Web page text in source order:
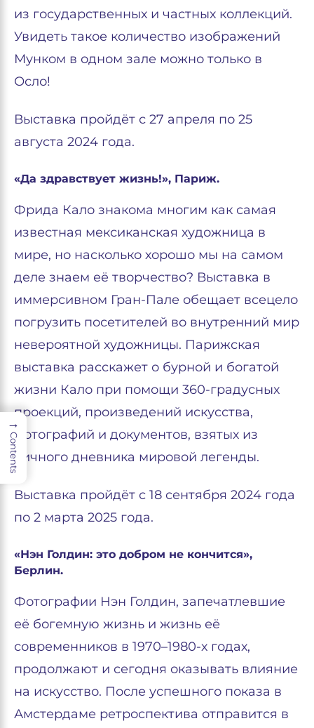
из государственных и частных коллекций.
Увидеть такое количество изображений
Мунком в одном зале можно только в
Осло!
Выставка пройдёт с 27 апреля по 25
августа 2024 года.
«Да здравствует жизнь!», Париж.
Фрида Кало знакома многим как самая
известная мексиканская художница в
мире, но насколько хорошо мы на самом
деле знаем её творчество? Выставка в
иммерсивном Гран-Пале обещает всецело
погрузить посетителей во внутренний мир
невероятной художницы. Парижская
выставка расскажет о бурной и богатой
жизни Кало при помощи 360-градусных
проекций, произведений искусства,
фотографий и документов, взятых из
личного дневника мировой легенды.
Выставка пройдёт с 18 сентября 2024 года
по 2 марта 2025 года.
«Нэн Голдин: это добром не кончится»,
Берлин.
Фотографии Нэн Голдин, запечатлевшие
её богемную жизнь и жизнь её
современников в 1970–1980-х годах,
продолжают и сегодня оказывать влияние
на искусство. После успешного показа в
Амстердаме ретроспектива отправится в
→
Contents